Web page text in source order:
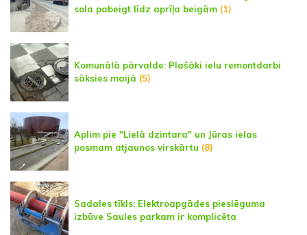
sola pabeigt līdz aprīļa beigām (1)
Komunālā pārvalde: Plašāki ielu remontdarbi
sāksies maijā (5)
Aplim pie "Lielā dzintara" un Jūras ielas
posmam atjaunos virskārtu (8)
Sadales tīkls: Elektroapgādes pieslēguma
izbūve Saules parkam ir komplicēta